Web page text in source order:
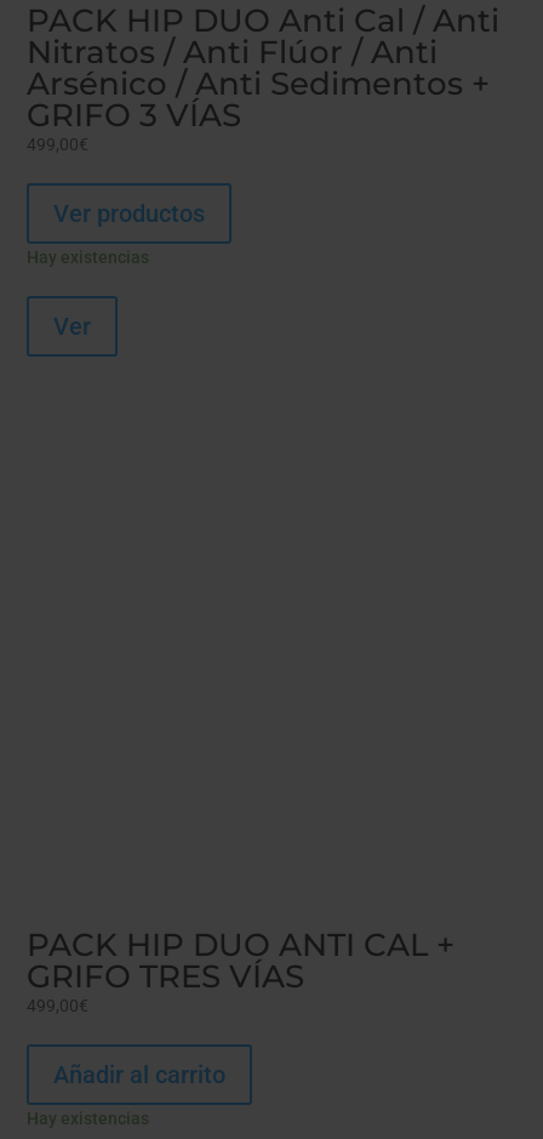
PACK HIP DUO Anti Cal / Anti
Nitratos / Anti Flúor / Anti
Arsénico / Anti Sedimentos +
GRIFO 3 VÍAS
499,00€
Ver productos
Hay existencias
Ver
PACK HIP DUO ANTI CAL +
GRIFO TRES VÍAS
499,00€
Añadir al carrito
Hay existencias